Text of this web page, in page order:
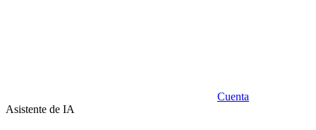
Cuenta
Asistente de IA